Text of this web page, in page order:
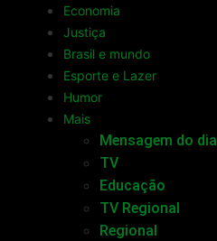
Economia
Justiça
Brasil e mundo
Esporte e Lazer
Humor
Mais
Mensagem do dia
TV
Educação
TV Regional
Regional